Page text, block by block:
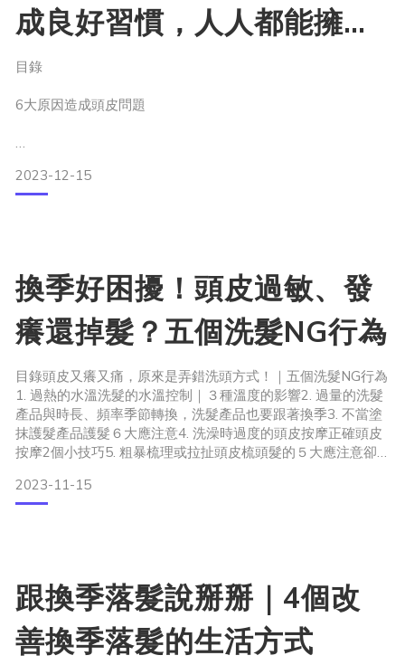
成良好習慣，人人都能擁有
健康頭皮
目錄
6大原因造成頭皮問題
飲食不均衡導致營養素不足
藥物引起的掉髮
用正確的洗髮觀念和步驟進行有效的頭皮保養，擁有更健康的
頭皮
了解自己頭皮的皮脂性
用指腹按摩頭皮才是正確的洗頭方式
頭皮保養的關鍵是在頭皮不是頭髮
選擇適當的洗髮精
確保洗髮精沖洗乾淨
吹頭髮要怎麼吹才不會傷髮質
2023-12-15
換季好困擾！頭皮過敏、發
癢還掉髮？五個洗髮NG行為
目錄頭皮又癢又痛，原來是弄錯洗頭方式！｜五個洗髮NG行為
1. 過熱的水溫洗髮的水溫控制｜３種溫度的影響2. 過量的洗髮
產品與時長、頻率季節轉換，洗髮產品也要跟著換季3. 不當塗
抹護髮產品護髮６大應注意4. 洗澡時過度的頭皮按摩正確頭皮
按摩2個小技巧5. 粗暴梳理或拉扯頭皮梳頭髮的５大應注意卻
常，如果說我們這一輩子只能跟一百個人好，那麼離開也只是
為了給那更好的一個人留下一個位子，如同頭髮一樣，換季掉
2023-11-15
跟換季落髮說掰掰｜4個改
善換季落髮的生活方式